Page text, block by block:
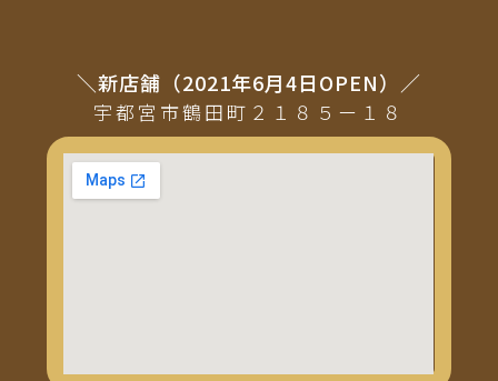
＼新店舗（2021年6月4日OPEN）／
宇都宮市鶴田町２１８５ー１８